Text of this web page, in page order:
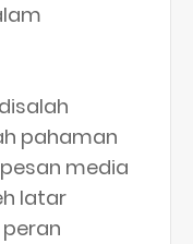
pahaman
media
latar